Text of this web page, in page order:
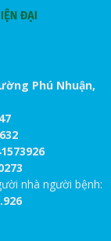
Phú Nhuận,
nhà người bệnh: